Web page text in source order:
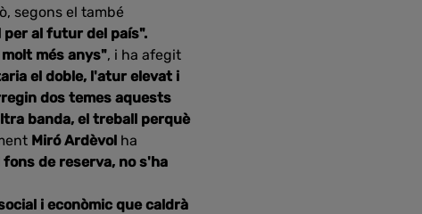
segons el també
al futur del país".
més anys", i ha afegit
el doble, l'atur elevat i
dos temes aquests
banda, el treball perquè
Miró Ardèvol ha
de reserva, no s'ha
i econòmic que caldrà